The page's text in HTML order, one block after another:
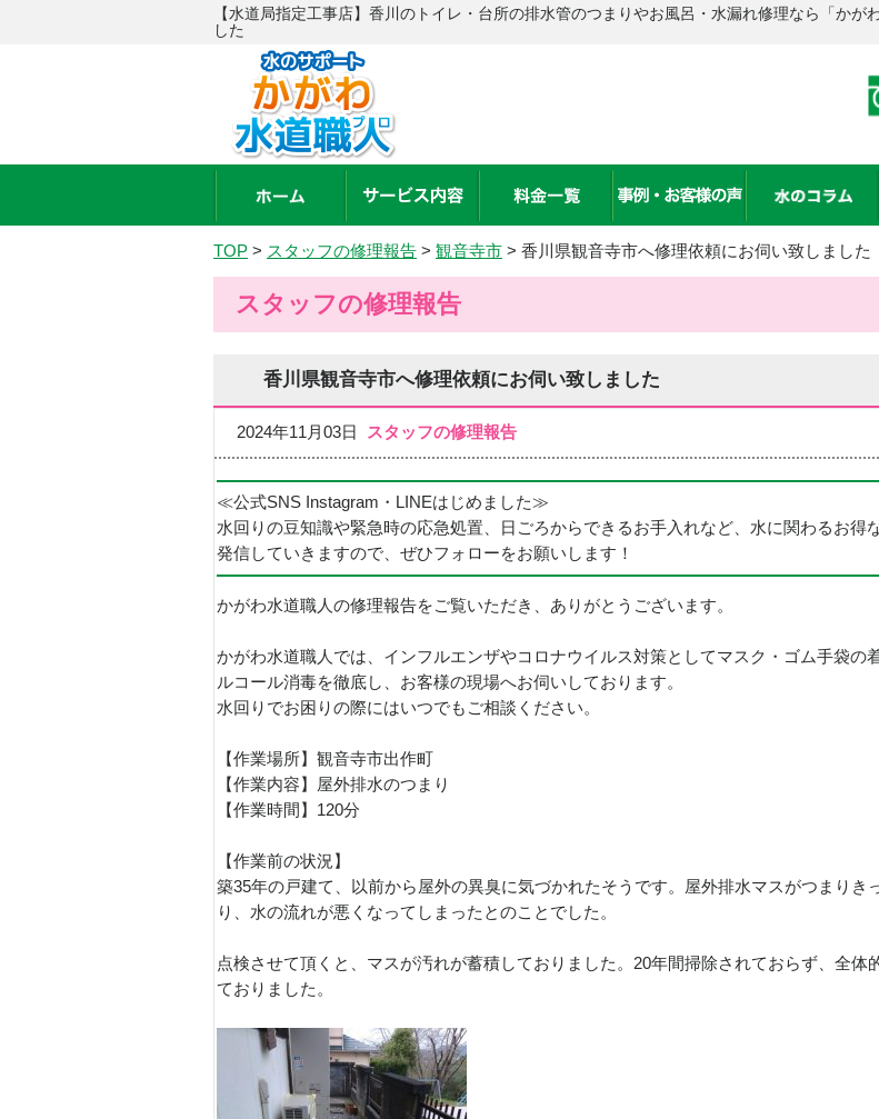
【水道局指定工事店】香川のトイレ・台所の排水管のつまりやお風呂・水漏れ修理なら「か
した
TOP > スタッフの修理報告 > 観音寺市 > 香川県観音寺市へ修理依頼にお伺い致しました
スタッフの修理報告
香川県観音寺市へ修理依頼にお伺い致しました
2024年11月03日 スタッフの修理報告
≪公式SNS Instagram・LINEはじめました≫
水回りの豆知識や緊急時の応急処置、日ごろからできるお手入れなど、水に関わるお得
発信していきますので、ぜひフォローをお願いします！
かがわ水道職人の修理報告をご覧いただき、ありがとうございます。
かがわ水道職人では、インフルエンザやコロナウイルス対策としてマスク・ゴム手袋の
ルコール消毒を徹底し、お客様の現場へお伺いしております。
水回りでお困りの際にはいつでもご相談ください。
【作業場所】観音寺市出作町
【作業内容】屋外排水のつまり
【作業時間】120分
【作業前の状況】
築35年の戸建て、以前から屋外の異臭に気づかれたそうです。屋外排水マスがつまりき
り、水の流れが悪くなってしまったとのことでした。
点検させて頂くと、マスが汚れが蓄積しておりました。20年間掃除されておらず、全体
ておりました。